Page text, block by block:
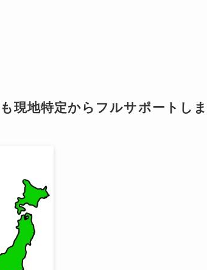
現地特定からフルサポートしま